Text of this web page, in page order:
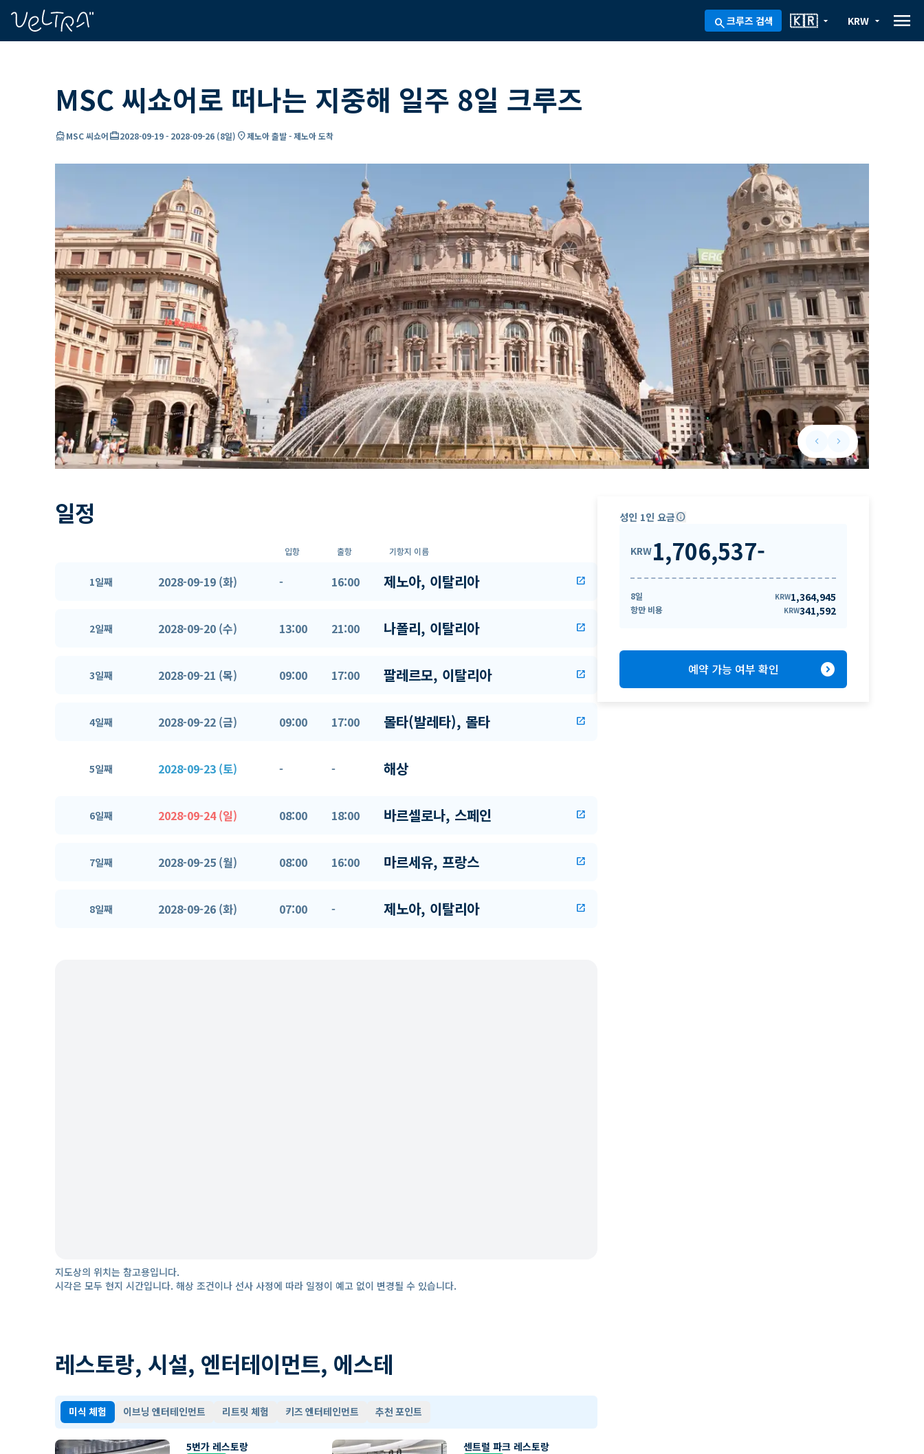
search크루즈 검색 arrow_drop_down
🇰🇷 arrow_drop_down
KRW menu
MSC 씨쇼어로 떠나는 지중해 일주 8일 크루즈
directions_boatMSC 씨쇼어card_travel2028-09-19- 2028-09-26 (8일) location_on제노아 출발 - 제노아 도착
keyboard_arrow_leftPrevious slide
keyboard_arrow_rightNext slide
일정
입항 출항 기항지 이름
1일째 2028-09-19 (화) - 16:00 제노아, 이탈리아 open_in_new
2일째 2028-09-20 (수) 13:00 21:00 나폴리, 이탈리아 open_in_new
3일째 2028-09-21 (목) 09:00 17:00 팔레르모, 이탈리아 open_in_new
4일째 2028-09-22 (금) 09:00 17:00 몰타(발레타), 몰타 open_in_new
5일째 2028-09-23 (토) - - 해상
6일째 2028-09-24 (일) 08:00 18:00 바르셀로나, 스페인 open_in_new
7일째 2028-09-25 (월) 08:00 16:00 마르세유, 프랑스 open_in_new
8일째 2028-09-26 (화) 07:00 - 제노아, 이탈리아 open_in_new
지도상의 위치는 참고용입니다.
시각은 모두 현지 시간입니다. 해상 조건이나 선사 사정에 따라 일정이 예고 없이 변경될 수 있습니다.
레스토랑, 시설, 엔터테이먼트, 에스테
미식 체험 이브닝 엔터테인먼트 리트릿 체험 키즈 엔터테인먼트 추천 포인트
5번가 레스토랑 센트럴 파크 레스토랑
성인 1인 요금info
KRW1,706,537-
8일 KRW1,364,945
항만 비용 KRW341,592
예약 가능 여부 확인 expand_circle_right